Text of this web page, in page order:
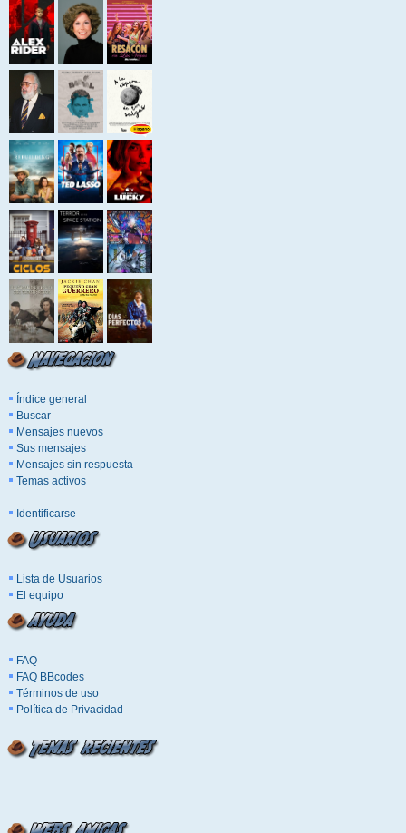
Índice general
Buscar
Mensajes nuevos
Sus mensajes
Mensajes sin respuesta
Temas activos
Identificarse
Lista de Usuarios
El equipo
FAQ
FAQ BBcodes
Términos de uso
Política de Privacidad